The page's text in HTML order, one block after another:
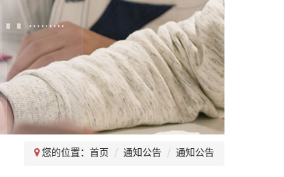
您的位置： 首页 通知公告 通知公告